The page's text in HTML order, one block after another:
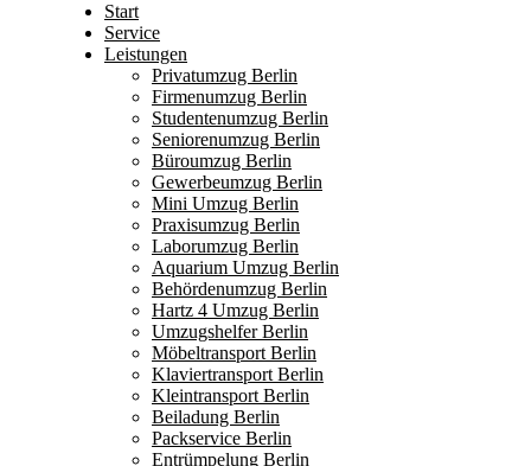
Start
Service
Leistungen
Privatumzug Berlin
Firmenumzug Berlin
Studentenumzug Berlin
Seniorenumzug Berlin
Büroumzug Berlin
Gewerbeumzug Berlin
Mini Umzug Berlin
Praxisumzug Berlin
Laborumzug Berlin
Aquarium Umzug Berlin
Behördenumzug Berlin
Hartz 4 Umzug Berlin
Umzugshelfer Berlin
Möbeltransport Berlin
Klaviertransport Berlin
Kleintransport Berlin
Beiladung Berlin
Packservice Berlin
Entrümpelung Berlin